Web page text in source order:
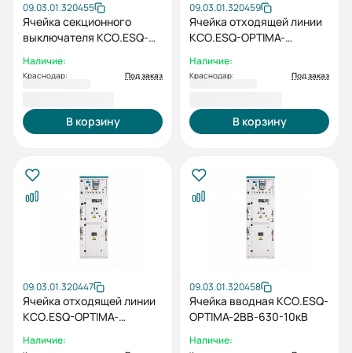
09.03.01.320455
Ячейка секционного
выключателя КСО.ESQ-
Наличие:
Краснодар: Под заказ
В корзину
09.03.01.320459
Ячейка отходящей линии
КСО.ESQ-OPTIMA-
Наличие:
Краснодар: Под заказ
В корзину
09.03.01.320447
Ячейка отходящей линии
КСО.ESQ-OPTIMA-
Наличие:
09.03.01.320458
Ячейка вводная КСО.ESQ-
OPTIMA-2ВВ-630-10кВ
Наличие: